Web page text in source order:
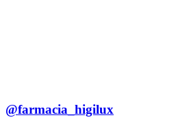
@farmacia_higilux